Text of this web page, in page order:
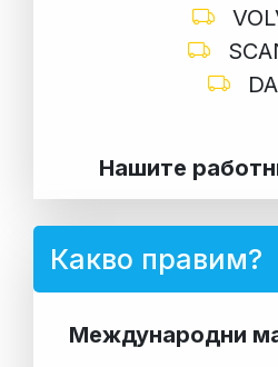
Нашите
Какво правим?
Международни